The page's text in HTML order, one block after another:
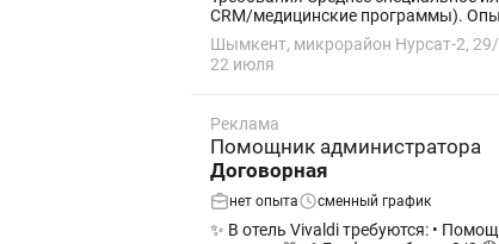
CRM/
Шымкент, микрорайон Нурсат-2,
22 июля
Реклама
Помощник администратора
Договорная
нет опыта сменный график
✨ В отель Vivaldi требуются: •